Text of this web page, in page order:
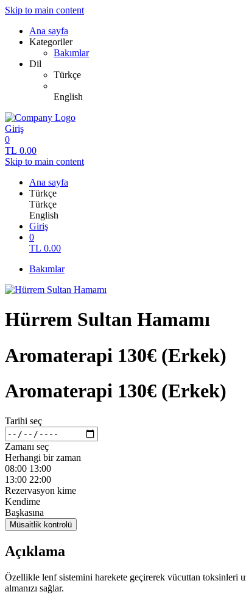
Skip to main content
Ana sayfa
Kategoriler
Bakımlar
Dil
Türkçe
English
Giriş
0
TL 0.00
Skip to main content
Ana sayfa
Türkçe
Türkçe
English
Giriş
0
TL 0.00
Bakımlar
Hürrem Sultan Hamamı
Aromaterapi 130€ (Erkek)
Aromaterapi 130€ (Erkek)
Tarihi seç
Zamanı seç
Herhangi bir zaman
08:00 13:00
13:00 22:00
Rezervasyon kime
Kendime
Başkasına
Müsaitlik kontrolü
Açıklama
Özellikle lenf sistemini harekete geçirerek vücuttan toksinleri
almanızı sağlar.